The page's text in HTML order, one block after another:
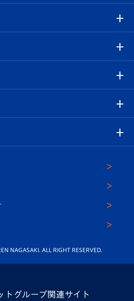
ド
もてなしガイド
クラブ）
ト
グラム
NAGASAKI. ALL RIGHT RESERVED.
トグループ関連サイト